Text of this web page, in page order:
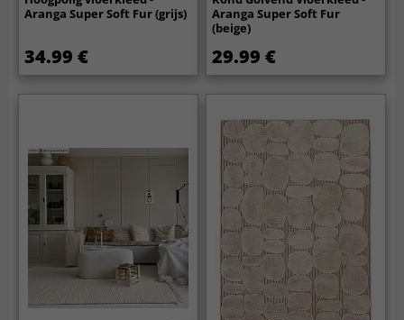
Aranga Super Soft Fur (grijs)
34.99 €
Aranga Super Soft Fur
(beige)
29.99 €